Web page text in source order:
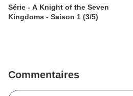
Série - A Knight of the Seven
Kingdoms - Saison 1 (3/5)
Commentaires